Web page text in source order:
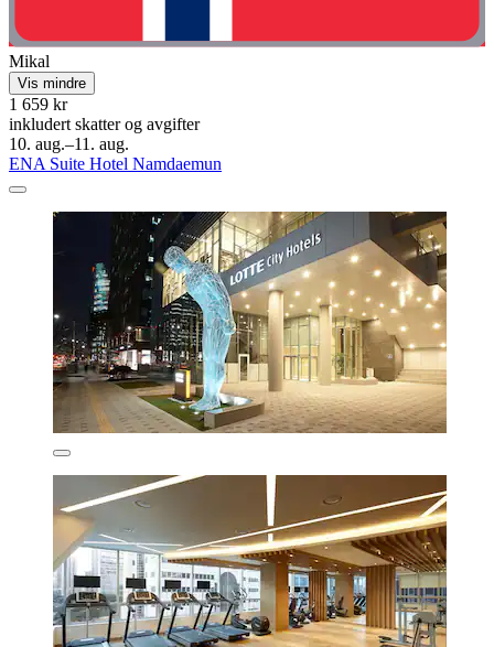
Mikal
Vis mindre
1 659 kr
inkludert skatter og avgifter
10. aug.–11. aug.
ENA Suite Hotel Namdaemun